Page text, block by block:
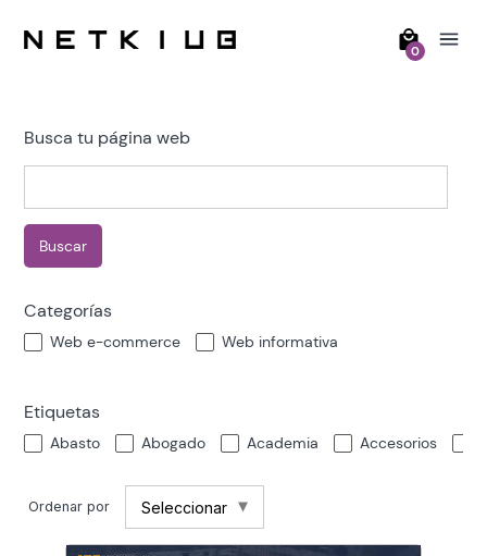
0
Busca tu página web
Buscar
Categorías
Web e-commerce Web informativa
Etiquetas
Abasto Abogado Academia Accesorios
Ordenar por Seleccionar